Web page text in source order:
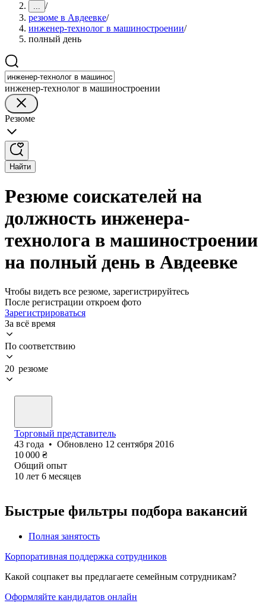
... /
резюме в Авдеевке/
инженер-технолог в машиностроении/
полный день
инженер-технолог в машиностроении
Резюме
Найти
Резюме соискателей на
должность инженера-
технолога в машиностроении
на полный день в Авдеевке
Чтобы видеть все резюме, зарегистрируйтесь
После регистрации откроем фото
Зарегистрироваться
За всё время
По соответствию
20 резюме
Торговый представитель
43 года • Обновлено 12 сентября 2016
10 000 ₴
Общий опыт
10 лет 6 месяцев
Быстрые фильтры подбора вакансий
Полная занятость
Корпоративная поддержка сотрудников
Какой соцпакет вы предлагаете семейным сотрудникам?
Оформляйте кандидатов онлайн